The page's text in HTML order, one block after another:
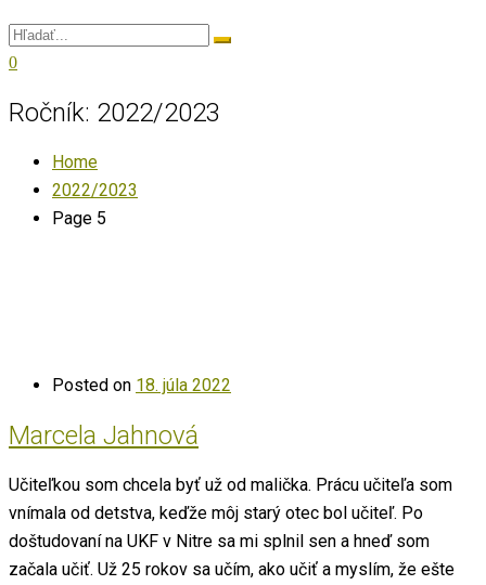
0
Ročník: 2022/2023
Home
2022/2023
Page 5
Posted on 18. júla 2022
Marcela Jahnová
Učiteľkou som chcela byť už od malička. Prácu učiteľa som
vnímala od detstva, keďže môj starý otec bol učiteľ. Po
doštudovaní na UKF v Nitre sa mi splnil sen a hneď som
začala učiť. Už 25 rokov sa učím, ako učiť a myslím, že ešte